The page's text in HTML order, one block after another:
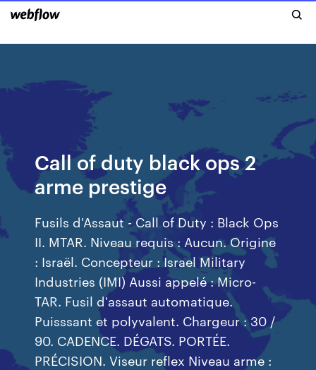
Call of duty black ops 2
arme prestige
Fusils d'Assaut - Call of Duty : Black Ops
II. MTAR. Niveau requis : Aucun. Origine
: Israël. Concepteur : Israel Military
Industries (IMI) Aussi appelé : Micro-
TAR. Fusil d'assaut automatique.
Puisssant et polyvalent. Chargeur : 30 /
90. CADENCE. DÉGATS. PORTÉE.
PRÉCISION. Viseur reflex Niveau arme :